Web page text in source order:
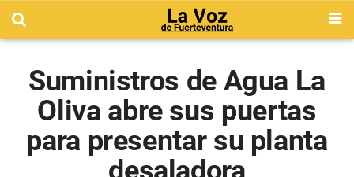
Suministros de Agua La
Oliva abre sus puertas
para presentar su planta